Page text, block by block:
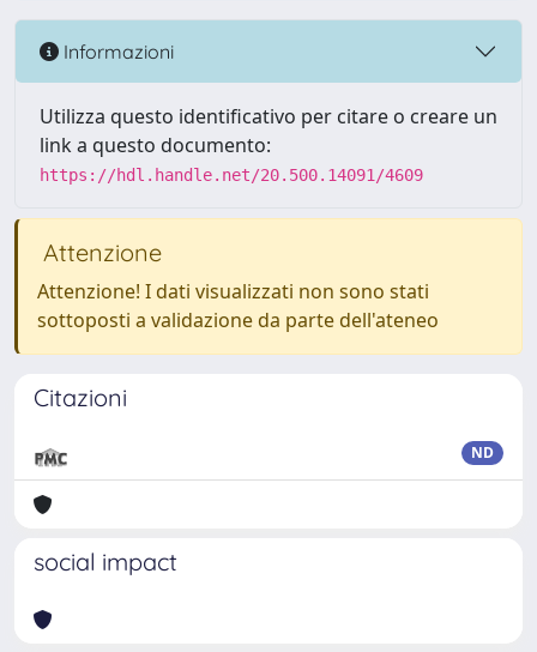
Informazioni
Utilizza questo identificativo per citare o creare un
link a questo documento:
https://hdl.handle.net/20.500.14091/4609
Attenzione
Attenzione! I dati visualizzati non sono stati
sottoposti a validazione da parte dell'ateneo
Citazioni
ND
social impact